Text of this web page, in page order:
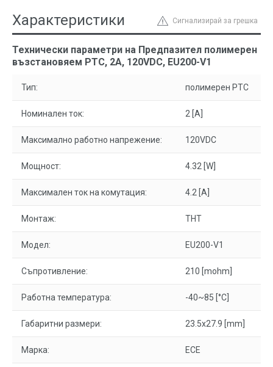
Сигнализирай за грешка
Характеристики
Технически параметри на Предпазител полимерен
възстановяем PTC, 2A, 120VDC, EU200-V1
Тип: полимерен PTC
Номинален ток: 2 [A]
Максимално работно напрежение: 120VDC
Мощност: 4.32 [W]
Максимален ток на комутация: 4.2 [A]
Монтаж: THT
Модел: EU200-V1
Съпротивление: 210 [mohm]
Работна температура: -40~85 [°C]
Габаритни размери: 23.5x27.9 [mm]
Марка: ECE